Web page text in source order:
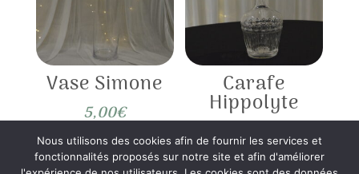
Vase Simone
5,00€
Carafe
Hippolyte
2,00€
Nous utilisons des cookies afin de fournir les services et
fonctionnalités proposés sur notre site et afin d'améliorer